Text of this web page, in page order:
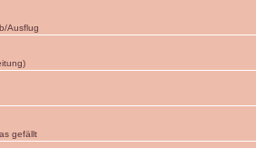
Ausflug
gefällt